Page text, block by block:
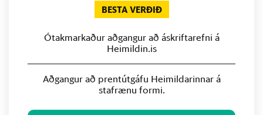
BESTA VERÐIÐ
Ótakmarkaður aðgangur að áskriftarefni á
Heimildin.is
Aðgangur að prentútgáfu Heimildarinnar á
stafrænu formi.